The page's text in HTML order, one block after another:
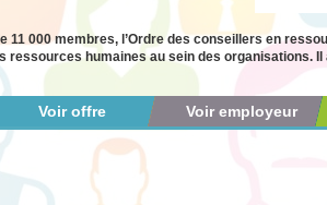
11 000 membres, l’Ordre des conseillers en
ressources humaines au sein des organisations.
Voir offre Voir employeur